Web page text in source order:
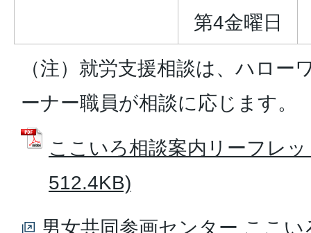
第4金曜日
（注）就労支援相談は、ハロー
ーナー職員が相談に応じます。
ここいろ相談案内リーフレ
512.4KB)
男女共同参画センター ここ